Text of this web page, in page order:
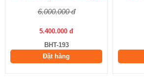
6.000.000 đ
5.400.000 đ
BHT-193
Đặt hàng